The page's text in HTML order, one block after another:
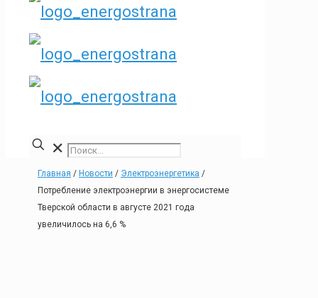
✕
Главная / Новости / Электроэнергетика /
Потребление электроэнергии в энергосистеме
Тверской области в августе 2021 года
увеличилось на 6,6 %